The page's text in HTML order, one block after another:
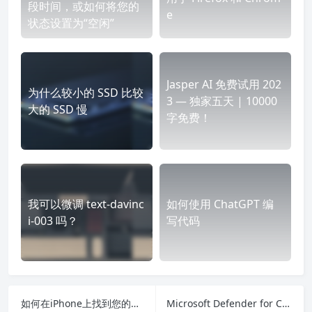
段时间，或如何将您的
状态设置为“空闲”
e
为什么较小的 SSD 比较
大的 SSD 慢
Jasper AI 免费试用 202
3 — 独家五天 | 10000
字免费！
我可以微调 text-davinc
i-003 吗？
如何使用 ChatGPT 编
写代码
如何在iPhone上找到您的电话号码
Microsoft Defender for Cloud扩展以保护AI应用程序